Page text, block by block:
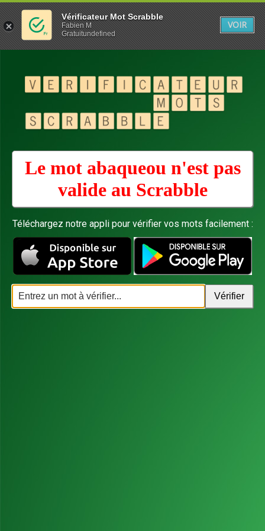
Le mot abaqueou n'est pas
valide au Scrabble
Téléchargez notre appli pour vérifier vos mots facilement :
Vérificateur Mot Scrabble
Fabien M
Gratuitundefined
VOIR